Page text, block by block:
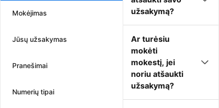
Mokėjimas
Jūsų užsakymas
Pranešimai
Numerių tipai
užsakymą?
Ar turėsiu
mokėti
mokestį, jei
noriu atšaukti
užsakymą?